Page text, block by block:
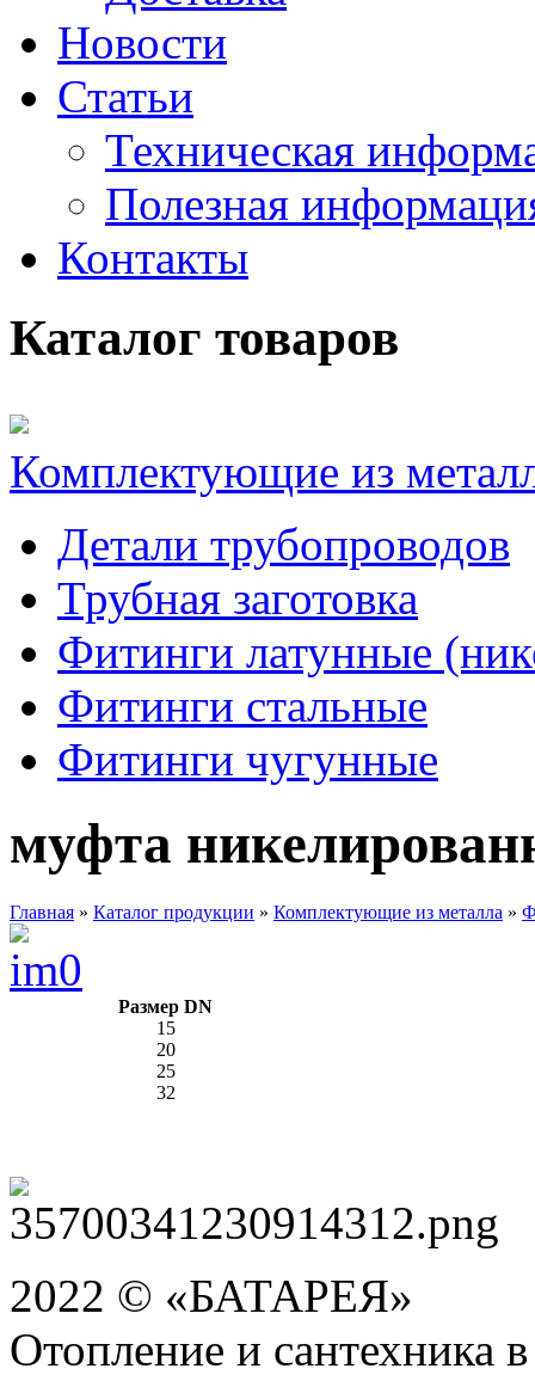
Новости
Статьи
Техническая
Полезная
Контакты
Каталог товаров
Комплектующие из
Детали трубопроводов
Трубная заготовка
Фитинги латунные
Фитинги стальные
Фитинги чугунные
муфта
Главная » Каталог продукции » Комплектующие из металла »
Размер DN
15
20
25
32
2022 © «БАТАРЕЯ»
Отопление и сантехника